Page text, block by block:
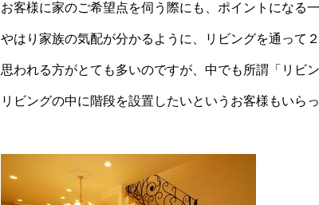
お客様に家のご希望点を伺う際にも、ポイントになる
やはり家族の気配が分かるように、リビングを通って
思われる方がとても多いのですが、中でも所謂「リビ
リビングの中に階段を設置したいというお客様もいらっ